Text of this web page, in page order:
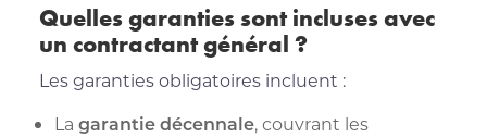
Quelles garanties sont incluses avec
un contractant général ?
Les garanties obligatoires incluent :
Lagarantie décennale, couvrant les